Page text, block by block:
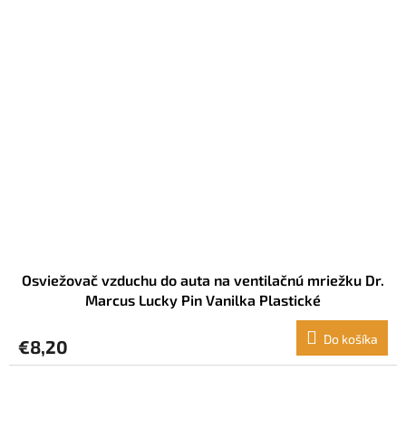
Osviežovač vzduchu do auta na ventilačnú mriežku Dr.
Marcus Lucky Pin Vanilka Plastické
€8,20 Do košíka